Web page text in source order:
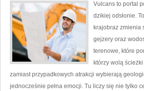
Vulcans to portal
dzikiej odsłonie.
krajobraz zmienia
gejzery oraz
terenowe, które
którzy wolą
zamiast przypadkowych atrakcji wybierają
jednocześnie pełna emocji. Tu liczy się nie tylko